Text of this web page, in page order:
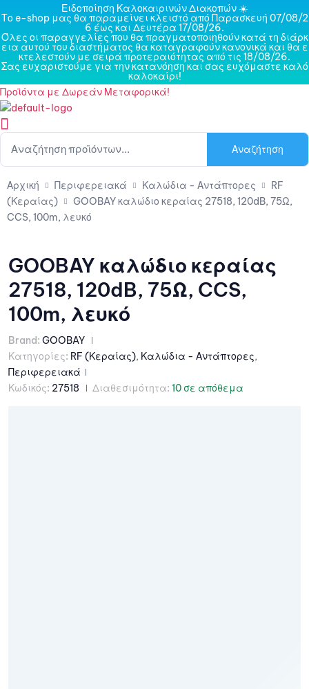
Ειδοποίηση Καλοκαιρινών Διακοπών ☀️
Το e-shop μας θα παραμείνει κλειστό από Παρασκευή 07/08/2
6 έως και Δευτέρα 17/08/26.
Όλες οι παραγγελίες που θα πραγματοποιηθούν κατά τη διάρκ
εια αυτού του διαστήματος θα καταγραφούν κανονικά και θα ε
κτελεστούν με σειρά προτεραιότητας από τις 18/08/26.
Σας ευχαριστούμε για την κατανόηση και σας ευχόμαστε καλό
καλοκαίρι!
Προϊόντα με Δωρεάν Μεταφορικά!
Αναζήτηση
Αρχική Περιφερειακά Καλώδια - Αντάπτορες
RF
(Κεραίας)
GOOBAY καλώδιο κεραίας 27518, 120dB, 75Ω,
CCS, 100m, λευκό
GOOBAY καλώδιο κεραίας
27518, 120dB, 75Ω, CCS,
100m, λευκό
Brand: GOOBAY
Κατηγορίες: RF (Κεραίας), Καλώδια - Αντάπτορες,
Περιφερειακά
Κωδικός: 27518 Διαθεσιμότητα: 10 σε απόθεμα